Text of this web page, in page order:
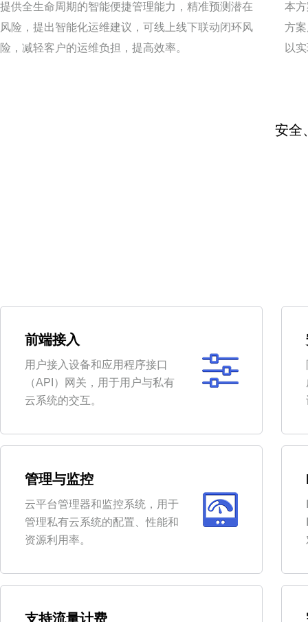
提供全生命周期的智能便捷管理能力，精准预测潜在
风险，提出智能化运维建议，可线上线下联动闭环风
险，减轻客户的运维负担，提高效率。
本
方
以
安全
前端接入
用户接入设备和应用程序接口
（API）网关，用于用户与私有
云系统的交互。
管理与监控
云平台管理器和监控系统，用于
管理私有云系统的配置、性能和
资源利用率。
支持流量计费